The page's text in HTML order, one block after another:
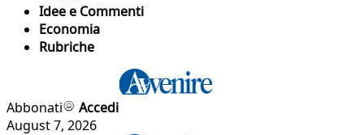
Idee e Commenti
Economia
Rubriche
Abbonati
Accedi
August 7, 2026